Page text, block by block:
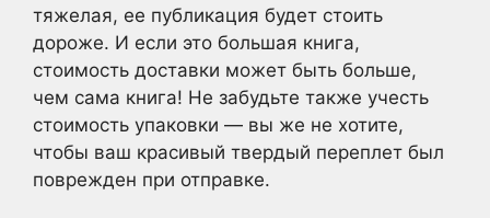
тяжелая, ее публикация будет стоить
дороже. И если это большая книга,
стоимость доставки может быть больше,
чем сама книга! Не забудьте также учесть
стоимость упаковки — вы же не хотите,
чтобы ваш красивый твердый переплет был
поврежден при отправке.